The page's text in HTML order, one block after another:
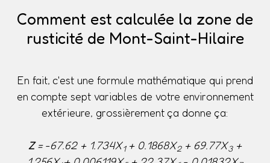
Comment est calculée la zone de
rusticité de Mont-Saint-Hilaire
En fait, c'est une formule mathématique qui prend
en compte sept variables de votre environnement
extérieure, grossièrement ça donne ça:
Z= -67.62 + 1.734X1+ 0.1868X2+ 69.77X3+